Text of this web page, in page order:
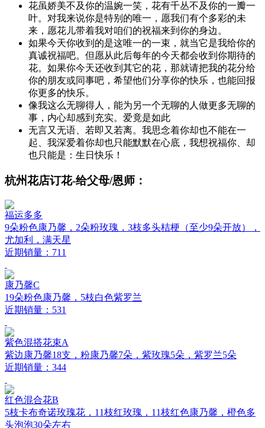
花虽娇美不及你的温婉一笑，花有千丛不及你的一瓣一
叶。对我来说你是特别的唯一，愿我们有个多彩的未
来，愿花儿带着我对咱们的祝福来到你的身边。
如果今天你收到的是这唯一的一束，就当它是我给你的
真诚祝福吧。但愿从此后每年的今天都会收到你期待的
花。如果你今天还收到其它的花，那就请把我的花分给
你的朋友或同事吧，希望他们分享你的快乐，也能回报
你更多的快乐。
像我这么无聊得人，能为另一个无聊的人做更多无聊的
事，内心却感到充实。爱竟是如此
无言又无语、若即又若离。我思念着你却也不能在一
起、我深爱着你却也只能默默在心底，我想祝福你、却
也只能是：生日快乐！
杭州花店订花-给父母/恩师：
福运多多
9朵粉色康乃馨，2朵粉玫瑰，3枝多头桔梗（至少9朵开放），
尤加利，满天星
近期销量：711
康乃馨C
19朵粉色康乃馨，5枝白色紫罗兰
近期销量：531
紫色混搭花束A
紫边康乃馨18支，粉康乃馨7朵，紫玫瑰5朵，紫罗兰5朵
近期销量：344
红色混合花B
5枝卡布奇诺玫瑰花，11枝红玫瑰，11枝红色康乃馨，橙色多
头泡泡30朵左右